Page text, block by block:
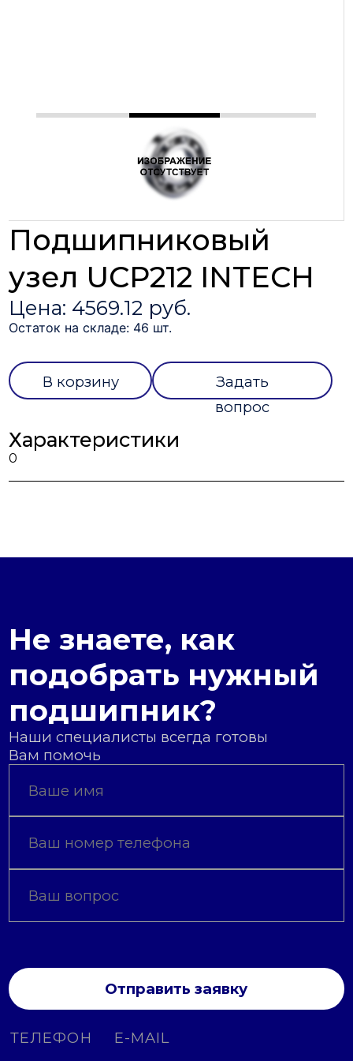
Подшипниковый
узел UCP212 INTECH
Цена: 4569.12 руб.
Остаток на складе: 46 шт.
В корзину
Задать
вопрос
Характеристики
0
Не знаете, как
подобрать нужный
подшипник?
Наши специалисты всегда готовы
Вам помочь
Отправить заявку
ТЕЛЕФОН E-MAIL